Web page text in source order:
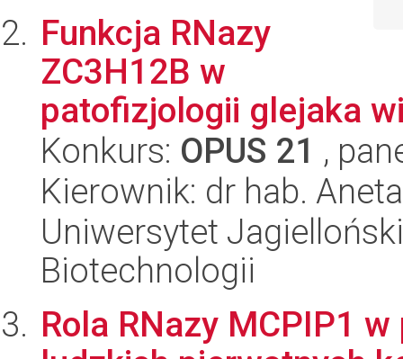
Funkcja RNazy
ZC3H12B w
patofizjologii glejaka
Konkurs: OPUS 21 ,
Kierownik: dr hab.
Uniwersytet
Biotechnologii
Rola RNazy MCPIP1